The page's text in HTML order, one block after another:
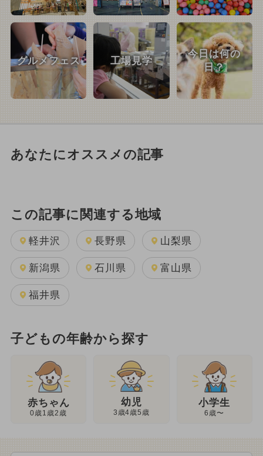
グルメフェス 工場見学
今日は何の
日？
あなたにオススメの記事
この記事に関連する地域
軽井沢 長野県 山梨県
新潟県 石川県 富山県
福井県
子どもの年齢から探す
赤ちゃん
0歳1歳2歳
幼児
3歳4歳5歳
小学生
6歳〜